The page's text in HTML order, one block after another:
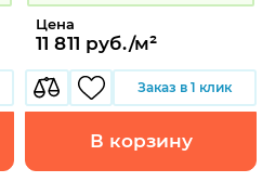
Цена
11 811 руб./м²
Заказ в 1 клик
В корзину